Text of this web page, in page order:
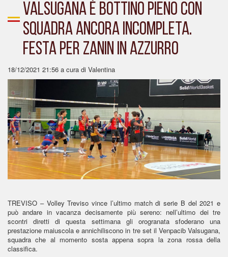
VALSUGANA È BOTTINO PIENO CON
SQUADRA ANCORA INCOMPLETA.
FESTA PER ZANIN IN AZZURRO
18/12/2021 21:56 a cura di Valentina
TREVISO – Volley Treviso vince l’ultimo match di serie B del 2021 e
può andare in vacanza decisamente più sereno: nell’ultimo dei tre
scontri diretti di questa settimana gli orogranata sfoderano una
prestazione maiuscola e annichiliscono in tre set il Venpacib Valsugana,
squadra che al momento sosta appena sopra la zona rossa della
classifica.